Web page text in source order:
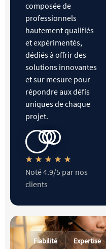
Fiabilité Expertise
composée de
professionnels
hautement qualifiés
et expérimentés,
dédiés à offrir des
solutions innovantes
et sur mesure pour
répondre aux défis
uniques de chaque
projet.
★ ★ ★ ★ ★
Noté 4.9/5 par nos
clients